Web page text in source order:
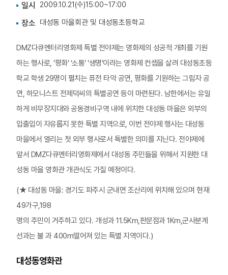
일시 2009.10.21(수)15:00~17:00
장소 대성동 마을회관 및 대성동초등학교
DMZ다큐멘터리영화제 특별 전야제는 영화제의 성공적 개최를 기원
하는 행사로, ‘평화’ ‘소통’ ‘생명’이라는 영화제 컨셉을 살려 대성동초등
학교 학생 29명이 펼치는 퓨전 타악 공연, 평화를 기원하는 그림자 공
연, 하모니스트 전제덕씨의 특별공연 등이 마련된다. 남한에서는 유일
하게 비무장지대와 공동경비구역 내에 위치한 대성동 마을은 외부의
입출입이 자유롭지 못한 특별 지역으로, 이번 전야제 행사는 대성동
마을에서 열리는 첫 외부 행사로서 특별한 의미를 지닌다. 전야제에
앞서 DMZ다큐멘터리영화제에서 대성동 주민들을 위해서 지원한 대
성동 마을 영화관 개관식도 가질 예정이다.
(★ 대성동 마을: 경기도 파주시 군내면 조산리에 위치해 있으며 현재
49가구,198
명의 주민이 거주하고 있다. 개성과 11.5Km,판문점과 1Km,군사분계
선과는 불 과 400m떨어져 있는 특별 지역이다.)
대성동영화관